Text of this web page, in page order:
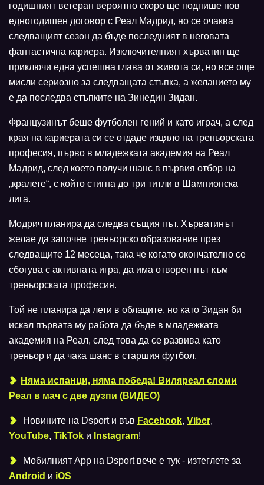
годишният ветеран вероятно скоро ще подпише нов
едногодишен договор с Реал Мадрид, но се очаква
следващият сезон да бъде последният в неговата
фантастична кариера. Изключителният хърватин ще
приключи една успешна глава от живота си, но все още
мисли сериозно за следващата стъпка, а желанието му
е да последва стъпките на Зинедин Зидан.
Французинът беше футболен гений и като играч, а след
края на кариерата си се отдаде изцяло на треньорската
професия, първо в младежката академия на Реал
Мадрид, след което получи шанс в първия отбор на
„кралете“, с който стигна до три титли в Шампионска
лига.
Модрич планира да следва същия път. Хърватинът
желае да започне треньорско образование през
следващите 12 месеца, така че когато окончателно се
сбогува с активната игра, да има отворен път към
треньорската професия.
Той не планира да лети в облаците, но като Зидан би
искал първата му работа да бъде в младежката
академия на Реал, след това да се развива като
треньор и да чака шанс в старшия футбол.
Няма испанци, няма победа! Виляреал сломи
Реал в мач с две дузпи (ВИДЕО)
Новините на Dsport и във Facebook, Viber,
YouTube, TikTok и Instagram!
Мобилният Аpp на Dsport вече е тук - изтеглете за
Android и iOS